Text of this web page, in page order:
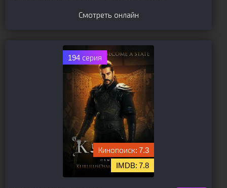
Смотреть онлайн
194 серия
7.3
7.8